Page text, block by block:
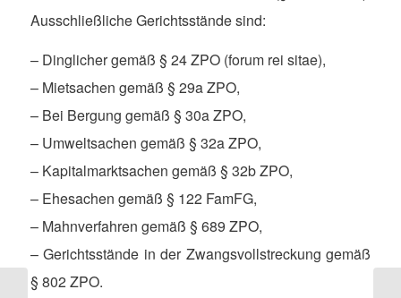
Ausschließliche Gerichtsstände sind:
– Dinglicher gemäß § 24 ZPO (forum rei sitae),
– Mietsachen gemäß § 29a ZPO,
– Bei Bergung gemäß § 30a ZPO,
– Umweltsachen gemäß § 32a ZPO,
– Kapitalmarktsachen gemäß § 32b ZPO,
– Ehesachen gemäß § 122 FamFG,
– Mahnverfahren gemäß § 689 ZPO,
– Gerichtsstände in der Zwangsvollstreckung gemäß
§ 802 ZPO.